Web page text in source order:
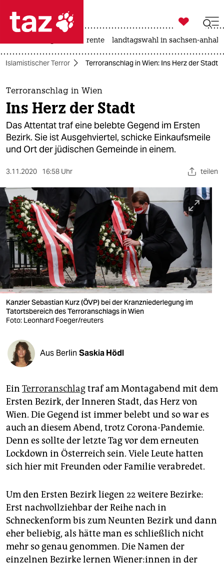
 taz zahl ich
taz zahl ich
themen
politik
öko
gesellschaft
sport
berlin
nord
wahrheit
verlag
verlag
shop
fragen & hilfe
unterstützen
abo
genossenschaft
epaper login

taz zahl ich
rente landtagswahl in sachsen-anhalt
Islamistischer Terror Terroranschlag in Wien: Ins Herz der Stadt
Terroranschlag in Wien
Ins Herz der Stadt
Das Attentat traf eine belebte Gegend im Ersten
Bezirk. Sie ist Ausgehviertel, schicke Einkaufsmeile
und Ort der jüdischen Gemeinde in einem.
3.11.2020 16:58 Uhr teilen
Kanzler Sebastian Kurz (ÖVP) bei der Kranzniederlegung im
Tatortsbereich des Terroranschlags in Wien
Foto: Leonhard Foeger/reuters
Aus Berlin Saskia Hödl
Ein Terroranschlagtraf am Montagabend mit dem
Ersten Bezirk, der Inneren Stadt, das Herz von
Wien. Die Gegend ist immer belebt und so war es
auch an diesem Abend, trotz Corona-Pandemie.
Denn es sollte der letzte Tag vor dem erneuten
Lockdown in Österreich sein. Viele Leute hatten
sich hier mit Freunden oder Familie verabredet.
Um den Ersten Bezirk liegen 22 weitere Bezirke:
Erst nachvollziehbar der Reihe nach in
Schneckenform bis zum Neunten Bezirk und dann
eher beliebig, als hätte man es schließlich nicht
mehr so genau genommen. Die Namen der
einzelnen Bezirke lernen Wiener:innen in der